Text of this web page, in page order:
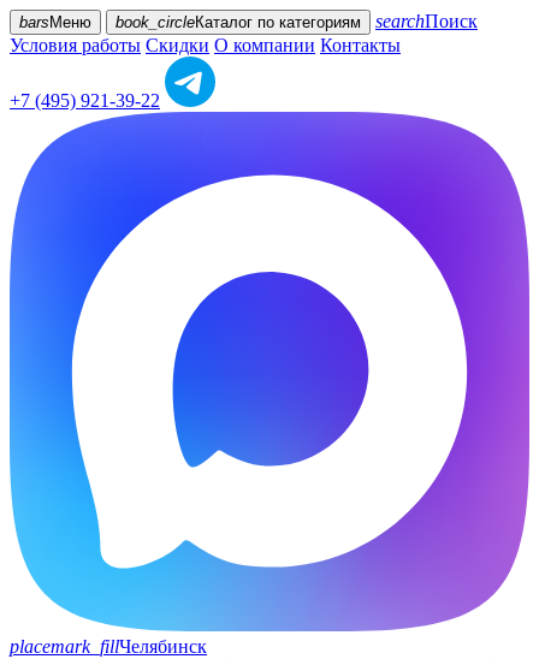
bars Меню book_circleКаталог по категориям searchПоиск
Условия работы Скидки О компании Контакты
+7 (495) 921-39-22
placemark_fillЧелябинск